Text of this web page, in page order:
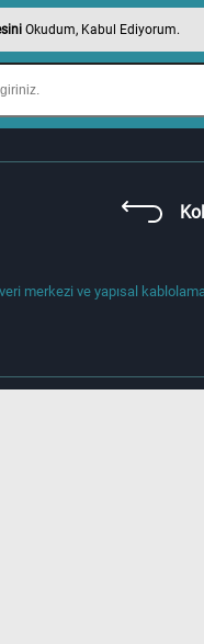
Okudum, Kabul Ediyorum.
merkezi ve yapısal